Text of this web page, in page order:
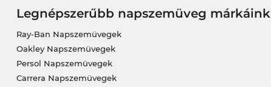
Legnépszerűbb napszemüveg márkáink
Ray-Ban Napszemüvegek
Oakley Napszemüvegek
Persol Napszemüvegek
Carrera Napszemüvegek